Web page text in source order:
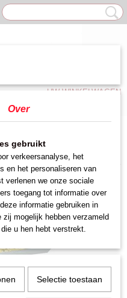
UW WINKELWAGEN
Over
gebruikt
verkeersanalyse, het
en het personaliseren van
verlenen we onze sociale
toegang tot informatie over
informatie gebruiken in
mogelijk hebben verzameld
u hen hebt verstrekt.
Selectie toestaan